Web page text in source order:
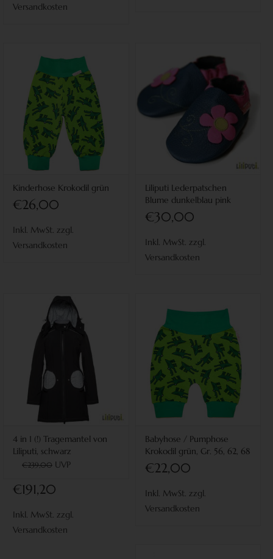
Versandkosten
Kinderhose Krokodil grün
€26,00
Inkl. MwSt. zzgl.
Versandkosten
Liliputi Lederpatschen
Blume dunkelblau pink
€30,00
Inkl. MwSt. zzgl.
Versandkosten
4 in 1 (!) Tragemantel von
Liliputi, schwarz
€239,00 UVP
€191,20
Inkl. MwSt. zzgl.
Versandkosten
Babyhose / Pumphose
Krokodil grün, Gr. 56, 62, 68
€22,00
Inkl. MwSt. zzgl.
Versandkosten